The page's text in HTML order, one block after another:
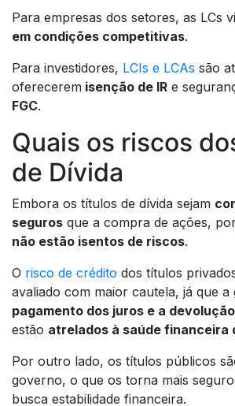
Para empresas dos setores, as LCs
em condições competitivas.
Para investidores, LCIs e LCAs são
oferecerem isenção de IR e
FGC.
Quais os riscos
de Dívida
Embora os títulos de dívida sejam
seguros que a compra de ações,
não estão isentos de riscos.
O risco de crédito dos títulos
avaliado com maior cautela, já que a
pagamento dos juros e a
estão atrelados à saúde financeira
Por outro lado, os títulos públicos
governo, o que os torna mais
busca estabilidade financeira.